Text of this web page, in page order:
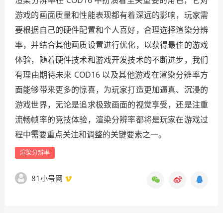
游戏的画面质量和性能表现都有着深远的影响，玩家需
要根据自己的硬件配置和个人喜好，合理选择渲染分辨
率，并结合其他画质设置进行优化，以获得最佳的游戏
体验，随着硬件技术和游戏开发技术的不断进步，我们
有理由期待未来 COD16 以及其他游戏在渲染分辨率方
面能够带来更多的惊喜，为玩家打造更加逼真、沉浸的
游戏世界，无论是追求极致画面的视觉享受，还是注重
流畅帧率的竞技体验，渲染分辨率都将是玩家在游戏过
程中需要重点关注和调整的关键要素之一。
渲染分辨率
81小号网